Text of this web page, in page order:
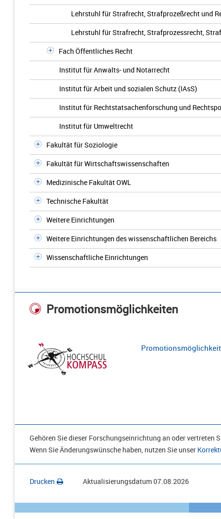
Lehrstuhl für Strafrecht, Strafprozeßrecht und
Lehrstuhl für Strafrecht, Strafprozessrecht,
Fach Öffentliches Recht
Institut für Anwalts- und Notarrecht
Institut für Arbeit und sozialen Schutz (IAsS)
Institut für Rechtstatsachenforschung und
Institut für Umweltrecht
Fakultät für Soziologie
Fakultät für Wirtschaftswissenschaften
Medizinische Fakultät OWL
Technische Fakultät
Weitere Einrichtungen
Weitere Einrichtungen des wissenschaftlichen Bereichs
Wissenschaftliche Einrichtungen
Promotionsmöglichkeiten
Gehören Sie dieser Forschungseinrichtung an oder vertreten
Wenn Sie Änderungswünsche haben, nutzen Sie unser
Drucken Aktualisierungsdatum07.08.2026